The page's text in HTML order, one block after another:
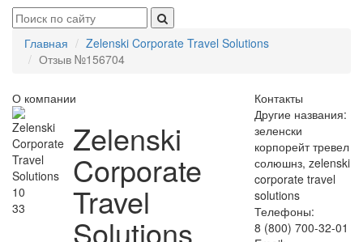
Главная
Zelenski Corporate Travel Solutions
Отзыв №156704
О компании
10
33
Zelenski
Corporate
Travel
Solutions
Контакты
Другие названия:
зеленски
корпорейт тревел
солюшнз, zelenski
corporate travel
solutions
Телефоны:
8 (800) 700-32-01